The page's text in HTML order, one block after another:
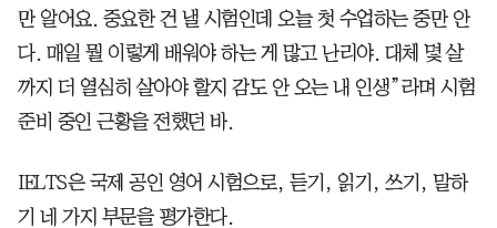
만 알어요. 중요한 건 낼 시험인데 오늘 첫 수업하는 중만 안
다. 매일 뭘 이렇게 배워야 하는 게 많고 난리야. 대체 몇 살
까지 더 열심히 살아야 할지 감도 안 오는 내 인생”라며 시험
준비 중인 근황을 전했던 바.
IELTS은 국제 공인 영어 시험으로, 듣기, 읽기, 쓰기, 말하
기 네 가지 부문을 평가한다.